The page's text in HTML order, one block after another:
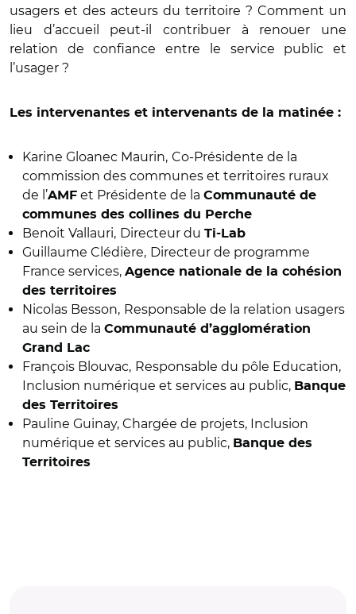
usagers et des acteurs du territoire ? Comment un
lieu d’accueil peut-il contribuer à renouer une
relation de confiance entre le service public et
l’usager ?
Les intervenantes et intervenants de la matinée :
Karine Gloanec Maurin, Co-Présidente de la
commission des communes et territoires ruraux
de l’AMF et Présidente de la Communauté de
communes des collines du Perche
Benoit Vallauri, Directeur du Ti-Lab
Guillaume Clédière, Directeur de programme
France services, Agence nationale de la cohésion
des territoires
Nicolas Besson, Responsable de la relation usagers
au sein de la Communauté d’agglomération
Grand Lac
François Blouvac, Responsable du pôle Education,
Inclusion numérique et services au public, Banque
des Territoires
Pauline Guinay, Chargée de projets, Inclusion
numérique et services au public, Banque des
Territoires